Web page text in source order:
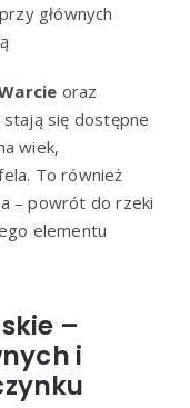
głównych
oraz
się dostępne
wiek,
To również
– powrót do rzeki
elementu
–
i